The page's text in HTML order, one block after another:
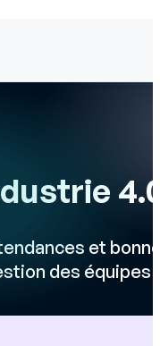
et
des équipes